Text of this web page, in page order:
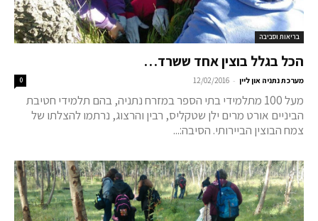
בריאות וסביבה
הכל בגלל בוצין אחד ששרד…
מערכת נתניה און ליין -
12/02/2016
0
מעל 100 מתלמידי בתי הספר במזרח נתניה, בהם תלמידי חטיבת
הביניים אורט מרים ילן שטקליס, רבין והרצוג, נרתמו להצלתו של
צמח הבוצין הביירותי. הסיבה:...